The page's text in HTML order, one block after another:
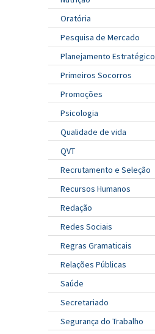
Oratória
Pesquisa de Mercado
Planejamento Estratégico
Primeiros Socorros
Promoções
Psicologia
Qualidade de vida
QVT
Recrutamento e Seleção
Recursos Humanos
Redação
Redes Sociais
Regras Gramaticais
Relações Públicas
Saúde
Secretariado
Segurança do Trabalho